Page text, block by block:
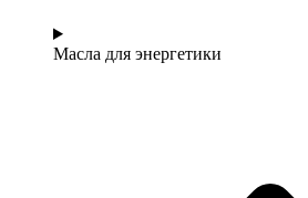
Масла для энергетики